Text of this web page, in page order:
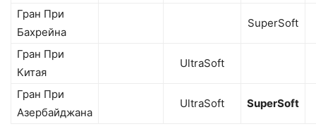
Гран При
Бахрейна
SuperSoft
Гран При
Китая
UltraSoft
Гран При
Азербайджана
UltraSoft SuperSoft